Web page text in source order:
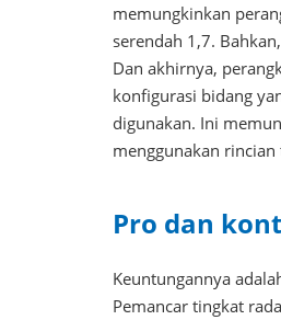
memungkinkan
serendah 1,7.
Dan akhirnya,
konfigurasi bidang
digunakan. Ini
menggunakan
Pro dan
Keuntungannya
Pemancar tingkat